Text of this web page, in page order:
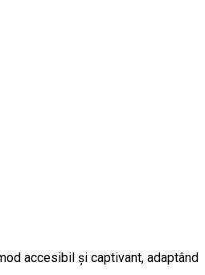
accesibil și captivant, adaptând